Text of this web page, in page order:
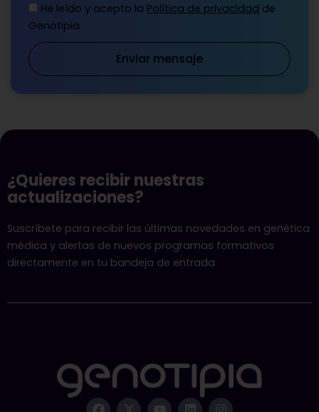
He leído y acepto la Política de privacidad de
Genotipia
Enviar mensaje
¿Quieres recibir nuestras
actualizaciones?
Suscríbete para recibir las últimas novedades en genética
médica y alertas de nuevos programas formativos
directamente en tu bandeja de entrada
F X Y L I